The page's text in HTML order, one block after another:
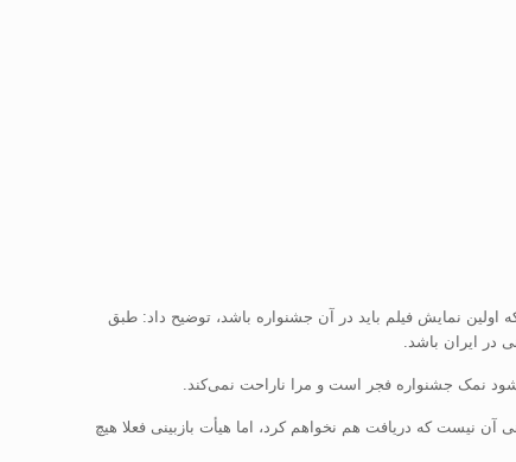
نمایش فیلم باید در آن جشنواره‌ باشد، توضیح داد: طبق
در ایران باشد.
نمک جشنواره‌ فجر است و مرا ناراحت نمی‌کند.
نیست که دریافت هم نخواهم کرد، اما هیأت بازبینی فعلا هیچ